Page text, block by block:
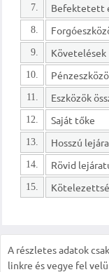
7. Befektetett
8.
9. Követelések
10.
11. Eszközök
12. Saját tőke
13.
14. Rövid
15.
A részletes adatok
linkre és vegye fel